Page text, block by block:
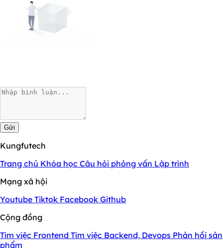
Gửi
Kungfutech
Trang chủ Khóa học Câu hỏi phỏng vấn Lập trình
Mạng xã hội
Youtube Tiktok Facebook Github
Cộng đồng
Tìm việc Frontend Tìm việc Backend, Devops Phản hồi sản
phẩm